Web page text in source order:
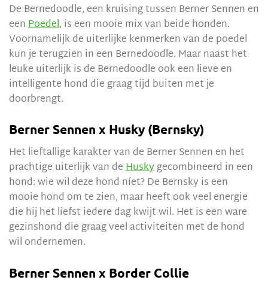
De Bernedoodle, een kruising tussen Berner Sennen en
eenPoedel, is een mooie mix van beide honden.
Voornamelijk de uiterlijke kenmerken van de poedel
kun je terugzien in een Bernedoodle. Maar naast het
leuke uiterlijk is de Bernedoodle ook een lieve en
intelligente hond die graag tijd buiten met je
doorbrengt.
Berner Sennen x Husky (Bernsky)
Het lieftallige karakter van de Berner Sennen en het
prachtige uiterlijk van deHuskygecombineerd in een
hond: wie wil deze hond níet? De Bernsky is een
mooie hond om te zien, maar heeft ook veel energie
die hij het liefst iedere dag kwijt wil. Het is een ware
gezinshond die graag veel activiteiten met de hond
wil ondernemen.
Berner Sennen x Border Collie